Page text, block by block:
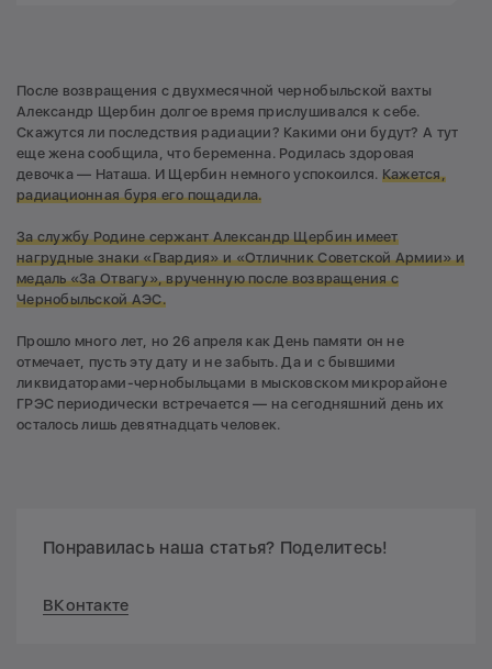
После возвращения с двухмесячной чернобыльской вахты
Александр Щербин долгое время прислушивался к себе.
Скажутся ли последствия радиации? Какими они будут? А тут
еще жена сообщила, что беременна. Родилась здоровая
девочка — Наташа. И Щербин немного успокоился. Кажется,
радиационная буря его пощадила.
За службу Родине сержант Александр Щербин имеет
нагрудные знаки «Гвардия» и «Отличник Советской Армии»и
медаль «За Отвагу», врученную после возвращения с
Чернобыльской АЭС.
Прошло много лет, но 26 апреля как День памяти он не
отмечает, пусть эту дату и не забыть. Да и с бывшими
ликвидаторами-чернобыльцами в мысковском микрорайоне
ГРЭС периодически встречается — на сегодняшний день их
осталось лишь девятнадцать человек.
Понравилась наша статья? Поделитесь!
ВКонтакте